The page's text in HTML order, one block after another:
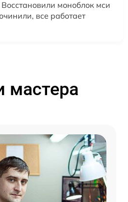
моноблок мси
все работает
мастера